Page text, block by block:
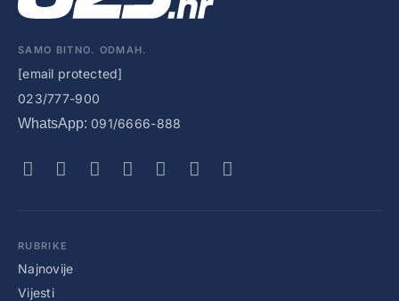
SAMO BITNO. ODMAH.
[email protected]
023/777-900
WhatsApp: 091/6666-888
RUBRIKE
Najnovije
Vijesti